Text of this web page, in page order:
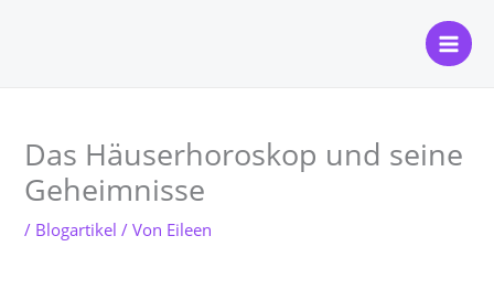
Main
Das Häuserhoroskop und seine
Geheimnisse
/ Blogartikel / Von Eileen